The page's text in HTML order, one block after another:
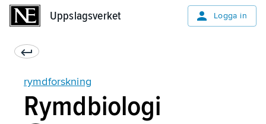
Uppslagsverket Logga in
rymdforskning
Rymdbiologi